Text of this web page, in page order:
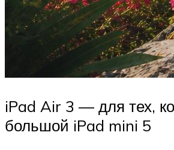
iPad Air 3 — для тех,
большой iPad mini 5